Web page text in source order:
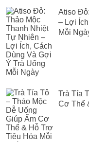
Atiso
– Lợi
Mỗi
Trà Tía
Cơ Thể